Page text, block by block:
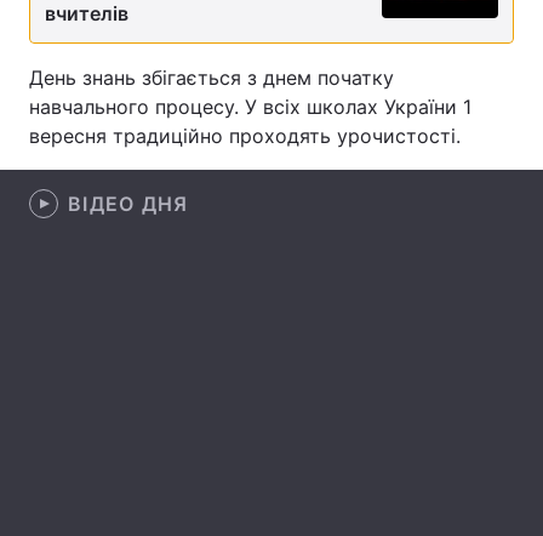
Зброя Інциденти
Здоров'я Туризм
Цікавинки
вчителів
День знань збігається з днем початку
навчального процесу. У всіх школах України 1
вересня традиційно проходять урочистості.
ВІДЕО ДНЯ